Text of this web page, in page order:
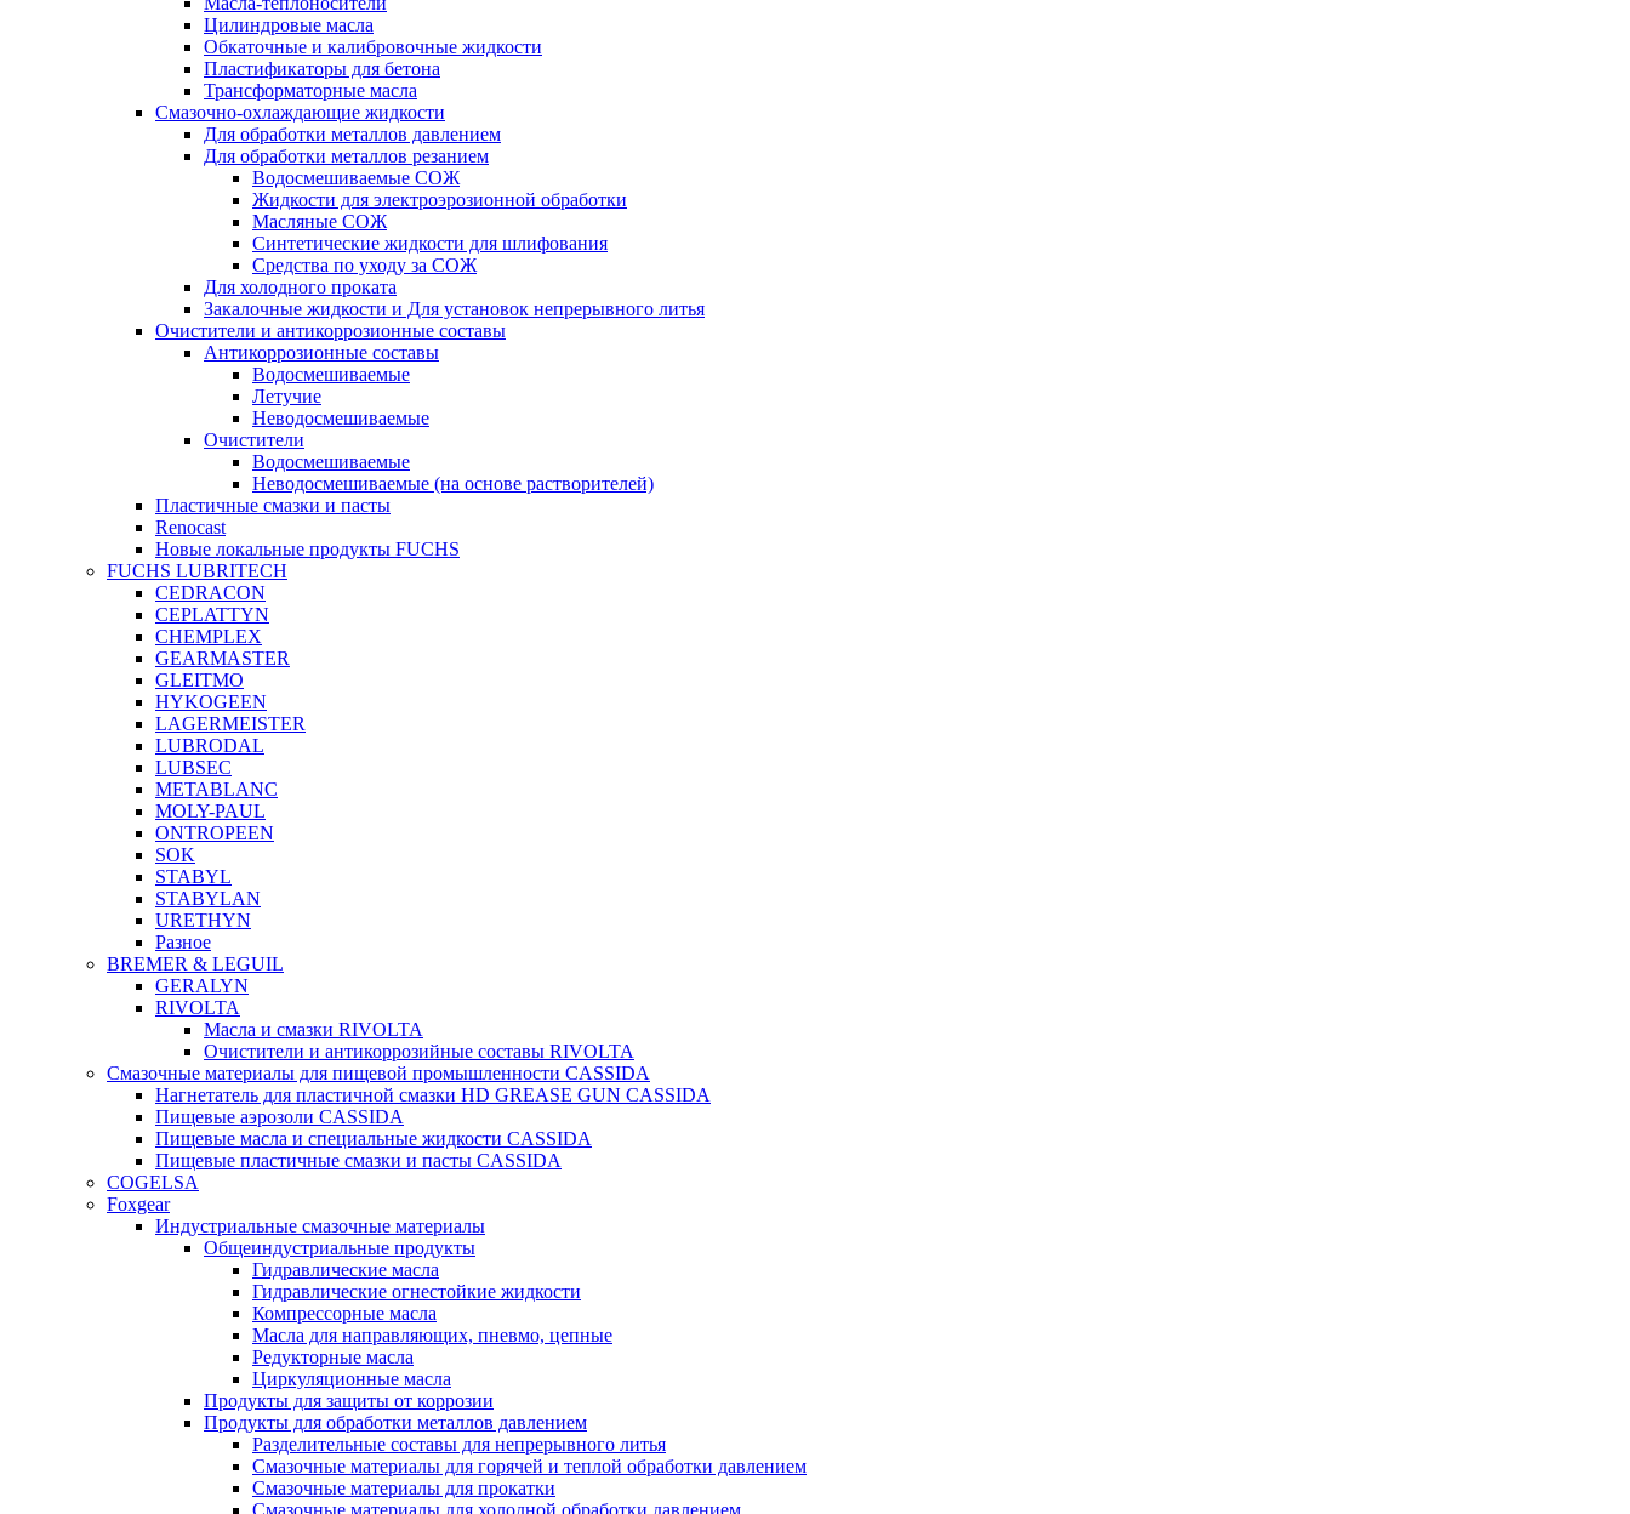
Цилиндровые масла
Обкаточные и калибровочные жидкости
Пластификаторы для бетона
Трансформаторные масла
Смазочно-охлаждающие жидкости
Для обработки металлов давлением
Для обработки металлов резанием
Водосмешиваемые СОЖ
Жидкости для электроэрозионной обработки
Масляные СОЖ
Синтетические жидкости для шлифования
Средства по уходу за СОЖ
Для холодного проката
Закалочные жидкости и Для установок непрерывного литья
Очистители и антикоррозионные составы
Антикоррозионные составы
Водосмешиваемые
Летучие
Неводосмешиваемые
Очистители
Водосмешиваемые
Неводосмешиваемые (на основе растворителей)
Пластичные смазки и пасты
Renocast
Новые локальные продукты FUCHS
FUCHS LUBRITECH
CEDRACON
CEPLATTYN
CHEMPLEX
GEARMASTER
GLEITMO
HYKOGEEN
LAGERMEISTER
LUBRODAL
LUBSEC
METABLANC
MOLY-PAUL
ONTROPEEN
SOK
STABYL
STABYLAN
URETHYN
Разное
BREMER & LEGUIL
GERALYN
RIVOLTA
Масла и смазки RIVOLTA
Очистители и антикоррозийные составы RIVOLTA
Смазочные материалы для пищевой промышленности CASSIDA
Нагнетатель для пластичной смазки HD GREASE GUN CASSIDA
Пищевые аэрозоли CASSIDA
Пищевые масла и специальные жидкости CASSIDA
Пищевые пластичные смазки и пасты CASSIDA
COGELSA
Foxgear
Индустриальные смазочные материалы
Общеиндустриальные продукты
Гидравлические масла
Гидравлические огнестойкие жидкости
Компрессорные масла
Масла для направляющих, пневмо, цепные
Редукторные масла
Циркуляционные масла
Продукты для защиты от коррозии
Продукты для обработки металлов давлением
Разделительные составы для непрерывного литья
Смазочные материалы для горячей и теплой обработки давлением
Смазочные материалы для прокатки
Смазочные материалы для холодной обработки давлением